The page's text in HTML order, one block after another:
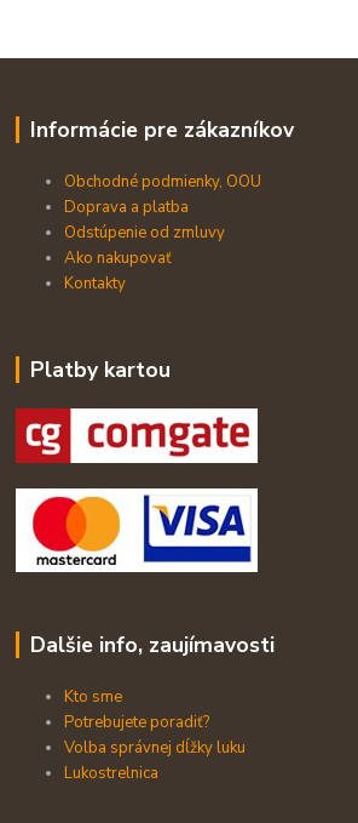
Informácie pre zákazníkov
Obchodné podmienky, OOU
Doprava a platba
Odstúpenie od zmluvy
Ako nakupovať
Kontakty
Platby kartou
Dalšie info, zaujímavosti
Kto sme
Potrebujete poradiť?
Volba správnej dĺžky luku
Lukostrelnica